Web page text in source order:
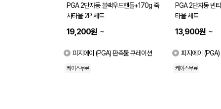
PGA 2단자동 블랙우드핸들+170g 죽
사타올 2P 세트
19,200원 ~
피지에이 (PGA) 판촉물 큐레이션
케이스무료
PGA 2단자동 빈
타올 세트
13,900원 ~
피지에이
케이스무료